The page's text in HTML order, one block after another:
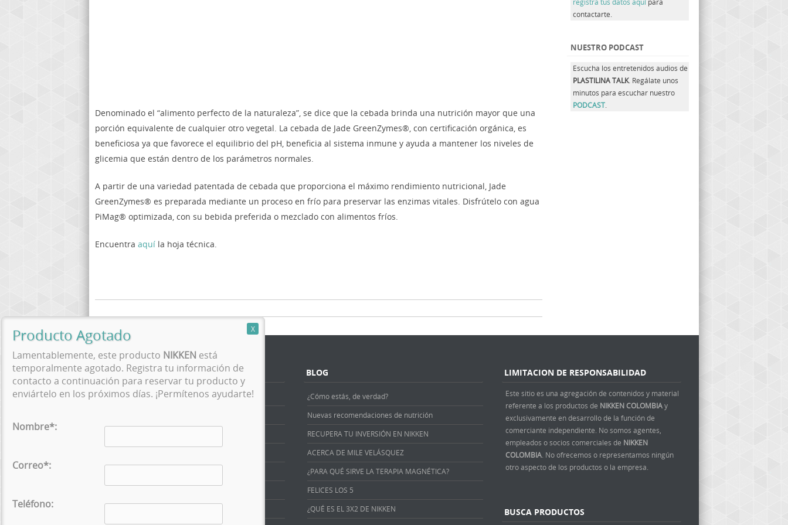
Denominado el “alimento perfecto de la naturaleza”, se dice que la cebada brinda una nutrición mayor que una
porción equivalente de cualquier otro vegetal. La cebada de Jade GreenZymes®, con certificación orgánica, es
beneficiosa ya que favorece el equilibrio del pH, beneficia al sistema inmune y ayuda a mantener los niveles de
glicemia que están dentro de los parámetros normales.
A partir de una variedad patentada de cebada que proporciona el máximo rendimiento nutricional, Jade
GreenZymes® es preparada mediante un proceso en frío para preservar las enzimas vitales. Disfrútelo con agua
PiMag® optimizada, con su bebida preferida o mezclado con alimentos fríos.
Encuentra aquí la hoja técnica.
contactarte.
NUESTRO PODCAST
Escucha los entretenidos audios de
PLASTILINA TALK. Regálate unos
minutos para escuchar nuestro
PODCAST
PRODUCTOS
Promociones
BLOG
¿Cómo estás, de verdad?
Nuevas recomendaciones de nutrición
RECUPERA TU INVERSIÓN EN NIKKEN
ACERCA DE MILE VELÁSQUEZ
¿PARA QUÉ SIRVE LA TERAPIA MAGNÉTICA?
FELICES LOS 5
¿QUÉ ES EL 3X2 DE NIKKEN
LIMITACION DE RESPONSABILIDAD
Este sitio es una agregación de contenidos y material
referente a los productos de NIKKEN COLOMBIAy
exclusivamente en desarrollo de la función de
comerciante independiente. No somos agentes,
empleados o socios comerciales de NIKKEN
COLOMBIA . No ofrecemos o representamos ningún
otro aspecto de los productos o la empresa.
BUSCA PRODUCTOS
Lamentablemente, este producto NIKKEN está
temporalmente agotado. Registra tu información de
contacto a continuación para reservar tu producto y
enviártelo en los próximos días. ¡Permítenos ayudarte!
Nombre*:
Correo*:
Teléfono: